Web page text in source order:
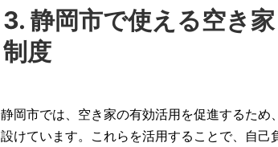
3. 静岡市で使える空き
制度
静岡市では、空き家の有効活用を促進するた
設けています。これらを活用することで、自己